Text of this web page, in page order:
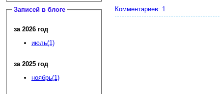
Записей в блоге
за 2026 год
июль(1)
за 2025 год
ноябрь(1)
Комментариев: 1